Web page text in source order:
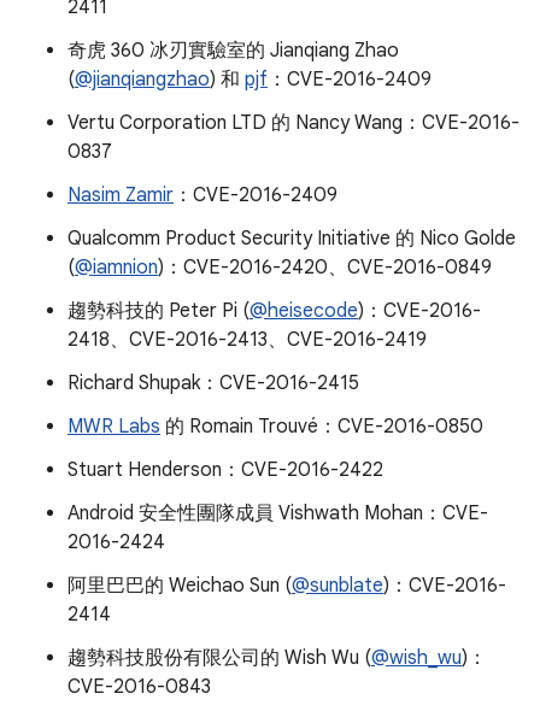
2411
奇虎 360 冰刃實驗室的 Jianqiang Zhao
(@jianqiangzhao) 和 pjf ：CVE-2016-2409
Vertu Corporation LTD 的 Nancy Wang：CVE-2016-
0837
Nasim Zamir ：CVE-2016-2409
Qualcomm Product Security Initiative 的 Nico Golde
(@iamnion)：CVE-2016-2420、CVE-2016-0849
趨勢科技的 Peter Pi (@heisecode)：CVE-2016-
2418、CVE-2016-2413、CVE-2016-2419
Richard Shupak：CVE-2016-2415
MWR Labs 的 Romain Trouvé：CVE-2016-0850
Stuart Henderson：CVE-2016-2422
Android 安全性團隊成員 Vishwath Mohan：CVE-
2016-2424
阿里巴巴的 Weichao Sun (@sunblate)：CVE-2016-
2414
趨勢科技股份有限公司的 Wish Wu (@wish_wu)：
CVE-2016-0843